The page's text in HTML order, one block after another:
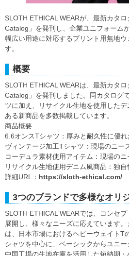
SLOTH ETHICAL WEARが、最新カタ
Catalog」を発刊し、企業ユニフォーム
幅広い用途に対応するプリント用無地
す。
概要
SLOTH ETHICAL WEARは、最新カタ
Catalog」を発刊しました。同カタログ
ツに加え、リサイクル生地を使用した
ある新商品を多数掲載しています。
商品概要
6.6オンスTシャツ：厚みと耐久性に優れ
ヴィンテージ加工Tシャツ：現場のニー
コーデュラ素材使用アイテム：現場の
リサイクル生地使用デニム風商品：独
詳細URL： https://sloth-ethical.com/
3つのブランドで多様なオリ
SLOTH ETHICAL WEARでは、コンセ
展開し、様々なニーズに応えています。
は、日本市場におけるヘビーウェイトT
シャツを中心に、ベーシックからユニー
中国工場の生地在庫を活用した短納期